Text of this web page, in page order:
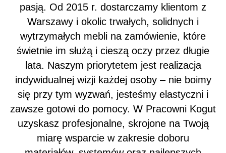
pasją. Od 2015 r. dostarczamy klientom z
Warszawy i okolic trwałych, solidnych i
wytrzymałych mebli na zamówienie, które
świetnie im służą i cieszą oczy przez długie
lata. Naszym priorytetem jest realizacja
indywidualnej wizji każdej osoby – nie boimy
się przy tym wyzwań, jesteśmy elastyczni i
zawsze gotowi do pomocy. W Pracowni Kogut
uzyskasz profesjonalne, skrojone na Twoją
miarę wsparcie w zakresie doboru